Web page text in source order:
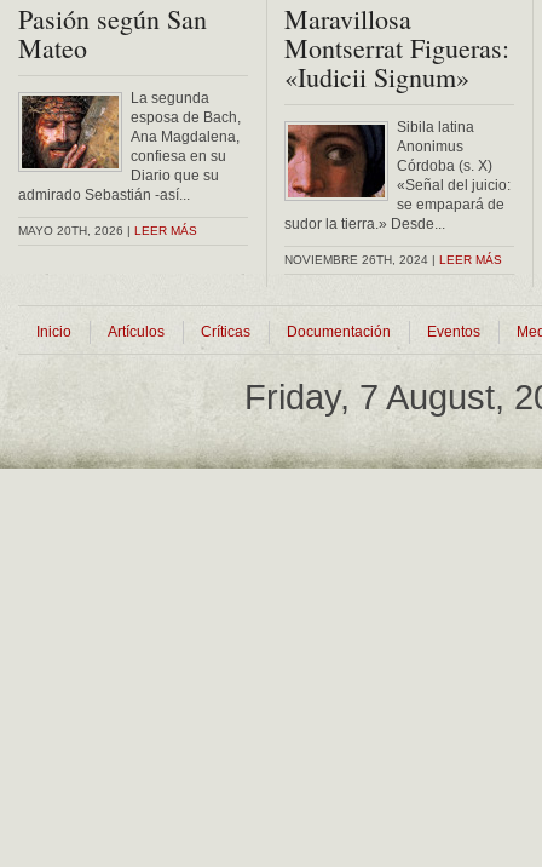
Pasión según San
Mateo
La segunda
esposa de Bach,
Ana Magdalena,
confiesa en su
Diario que su
admirado Sebastián -así...
MAYO 20TH, 2026 | LEER MÁS
Maravillosa
Montserrat Figueras:
«Iudicii Signum»
Sibila latina
Anonimus
Córdoba (s. X)
«Señal del juicio:
se empapará de
sudor la tierra.» Desde...
NOVIEMBRE 26TH, 2024 | LEER MÁS
Inicio Artículos Críticas Documentación Eventos
Friday, 7 August,